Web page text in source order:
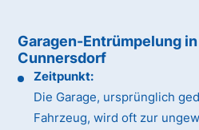
Garagen-Entrümpelung
Cunnersdorf
Zeitpunkt:
Die Garage, ursprünglich
Fahrzeug, wird oft zur